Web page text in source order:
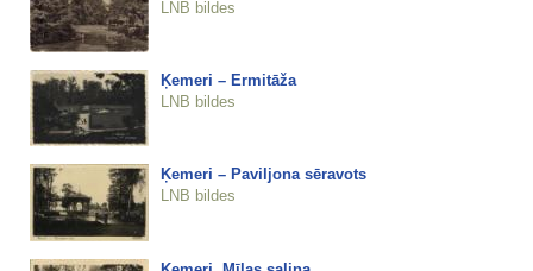
LNB bildes
Ķemeri – Ermitāža
LNB bildes
Ķemeri – Paviljona sēravots
LNB bildes